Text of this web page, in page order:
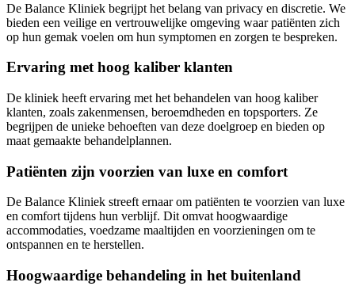
De Balance Kliniek begrijpt het belang van privacy en discretie. We
bieden een veilige en vertrouwelijke omgeving waar patiënten zich
op hun gemak voelen om hun symptomen en zorgen te bespreken.
Ervaring met hoog kaliber klanten
De kliniek heeft ervaring met het behandelen van hoog kaliber
klanten, zoals zakenmensen, beroemdheden en topsporters. Ze
begrijpen de unieke behoeften van deze doelgroep en bieden op
maat gemaakte behandelplannen.
Patiënten zijn voorzien van luxe en comfort
De Balance Kliniek streeft ernaar om patiënten te voorzien van luxe
en comfort tijdens hun verblijf. Dit omvat hoogwaardige
accommodaties, voedzame maaltijden en voorzieningen om te
ontspannen en te herstellen.
Hoogwaardige behandeling in het buitenland